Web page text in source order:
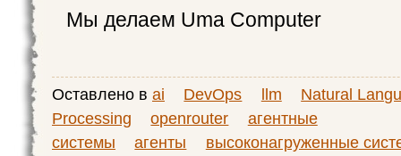
Мы делаем Uma Computer
Оставлено в ai DevOps llm
Natural
Processing
openrouter
агентные
системы
агенты
высоконагруженные